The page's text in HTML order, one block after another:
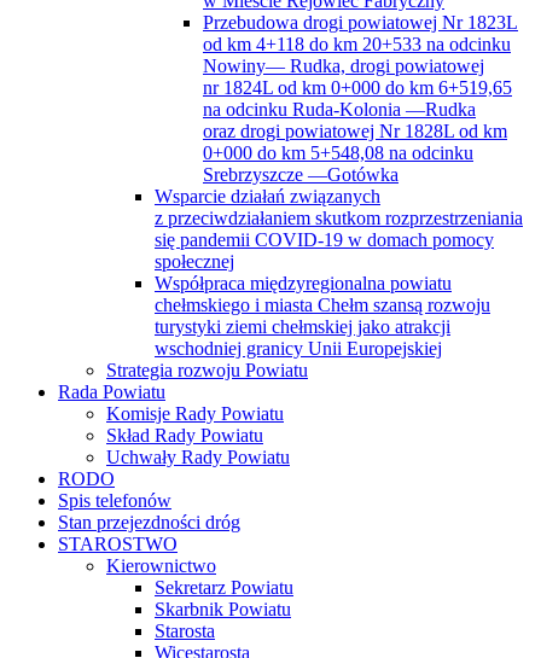
Przebudowa drogi powiatowej Nr 1823L
od km 4+118 do km 20+533 na odcinku
Nowiny— Rudka, drogi powiatowej
nr 1824L od km 0+000 do km 6+519,65
na odcinku Ruda-Kolonia —Rudka
oraz drogi powiatowej Nr 1828L od km
0+000 do km 5+548,08 na odcinku
Srebrzyszcze —Gotówka
Wsparcie działań związanych
z przeciwdziałaniem skutkom rozprzestrzeniania
się pandemii COVID-19 w domach pomocy
społecznej
Współpraca międzyregionalna powiatu
chełmskiego i miasta Chełm szansą rozwoju
turystyki ziemi chełmskiej jako atrakcji
wschodniej granicy Unii Europejskiej
Strategia rozwoju Powiatu
Rada Powiatu
Komisje Rady Powiatu
Skład Rady Powiatu
Uchwały Rady Powiatu
RODO
Spis telefonów
Stan przejezdności dróg
STAROSTWO
Kierownictwo
Sekretarz Powiatu
Skarbnik Powiatu
Starosta
Wicestarosta